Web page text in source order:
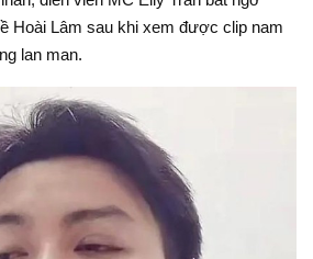
Hoài Lâm sau khi xem được clip nam
lan man.